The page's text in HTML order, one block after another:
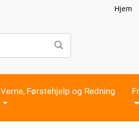
Hjem
Verne, Førstehjelp og Redning